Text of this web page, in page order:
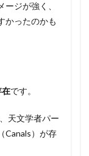
ジが強く、
かったのかも
在です。
天文学者パー
Canals）が存